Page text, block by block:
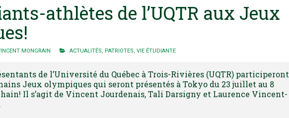
athlètes de l’UQTR aux Jeux
MONGRAIN ACTUALITÉS, PATRIOTES, VIE ÉTUDIANTE
de l’Université du Québec à Trois-Rivières (UQTR) participeront
Jeux olympiques qui seront présentés à Tokyo du 23 juillet au 8
Il s’agit de Vincent Jourdenais, Tali Darsigny et Laurence Vincent-